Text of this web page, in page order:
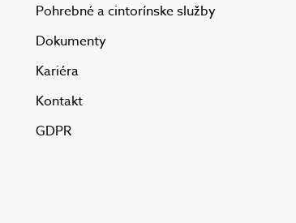
Pohrebné a cintorínske služby
Dokumenty
Kariéra
Kontakt
GDPR